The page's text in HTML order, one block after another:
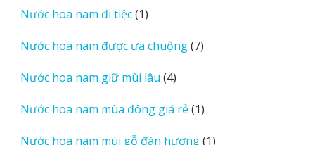
phẩm
Nước hoa nam đi tiệc 11
phẩm
Nước hoa nam được ưa chuộng 77
Nước hoa nam giữ mùi lâu 44
phẩm
Nước hoa nam mùa đông giá rẻ 11
Nước hoa nam mùi gỗ đàn hương 11